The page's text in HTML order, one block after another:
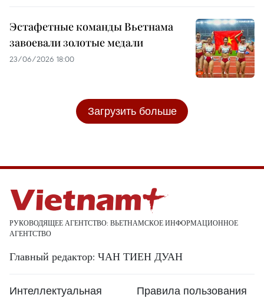
Эстафетные команды Вьетнама
завоевали золотые медали
23/06/2026 18:00
Загрузить больше
РУКОВОДЯЩЕЕ АГЕНТСТВО: ВЬЕТНАМСКОЕ ИНФОРМАЦИОННОЕ
АГЕНТСТВО
Главный редактор: ЧАН ТИЕН ДУАН
Интеллектуальная Правила пользования